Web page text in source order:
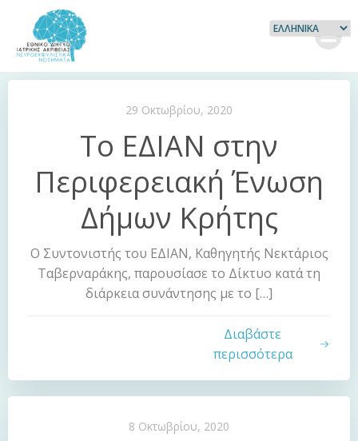
29 Οκτωβρίου, 2020
Το ΕΔΙΑΝ στην
Περιφερειακή Ένωση
Δήμων Κρήτης
Ο Συντονιστής του ΕΔΙΑΝ, Καθηγητής Νεκτάριος
Ταβερναράκης, παρουσίασε το Δίκτυο κατά τη
διάρκεια συνάντησης με το […]
Διαβάστε
περισσότερα
8 Οκτωβρίου, 2020